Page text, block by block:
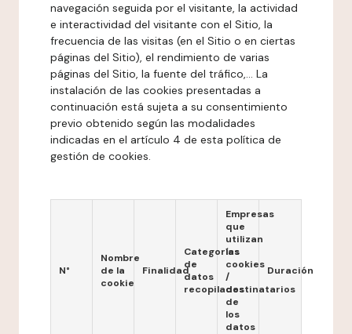
navegación seguida por el visitante, la actividad
e interactividad del visitante con el Sitio, la
frecuencia de las visitas (en el Sitio o en ciertas
páginas del Sitio), el rendimiento de varias
páginas del Sitio, la fuente del tráfico,... La
instalación de las cookies presentadas a
continuación está sujeta a su consentimiento
previo obtenido según las modalidades
indicadas en el artículo 4 de esta política de
gestión de cookies.
N°
Nombre
de la
cookie
Finalidad
Categorías
de
datos
recopilados
Empresas
que
utilizan
las
cookies
/
destinatarios
de
los
datos
Duración